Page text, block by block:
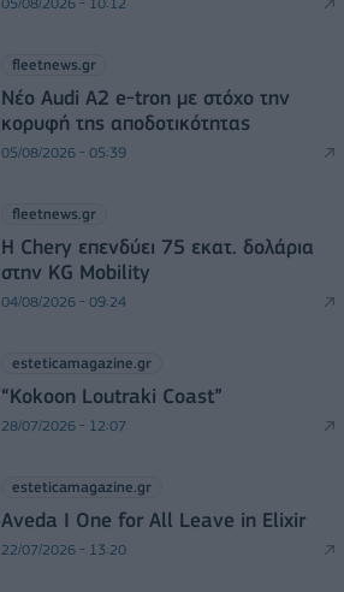
fleetnews.gr
Νέο Audi A2 e-tron με στόχο την
κορυφή της αποδοτικότητας
05/08/2026 - 05:39
fleetnews.gr
Η Chery επενδύει 75 εκατ. δολάρια
στην KG Mobility
04/08/2026 - 09:24
esteticamagazine.gr
“Kokoon Loutraki Coast”
28/07/2026 - 12:07
esteticamagazine.gr
Aveda I One for All Leave in Elixir
22/07/2026 - 13:20